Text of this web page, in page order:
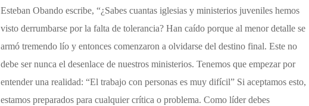
Esteban Obando escribe, “¿Sabes cuantas iglesias y ministerios juveniles hemos
visto derrumbarse por la falta de tolerancia? Han caído porque al menor detalle se
armó tremendo lío y entonces comenzaron a olvidarse del destino final. Este no
debe ser nunca el desenlace de nuestros ministerios. Tenemos que empezar por
entender una realidad: “El trabajo con personas es muy difícil” Si aceptamos esto,
estamos preparados para cualquier crítica o problema. Como líder debes